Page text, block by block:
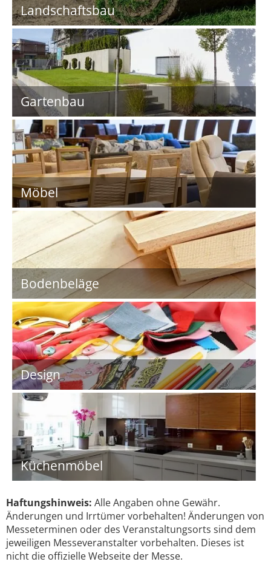
Landschaftsbau
Gartenbau
Möbel
Bodenbeläge
Design
Küchenmöbel
Haftungshinweis: Alle Angaben ohne Gewähr.
Änderungen und Irrtümer vorbehalten! Änderungen von
Messeterminen oder des Veranstaltungsorts sind dem
jeweiligen Messeveranstalter vorbehalten. Dieses ist
nicht die offizielle Webseite der Messe.